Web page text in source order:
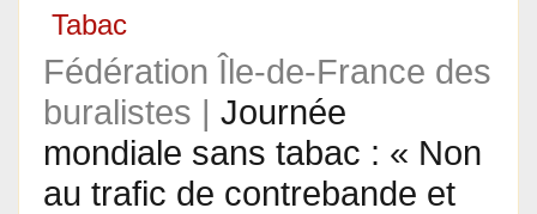
Tabac
Fédération Île-de-France des
buralistes | Journée
mondiale sans tabac : « Non
au trafic de contrebande et